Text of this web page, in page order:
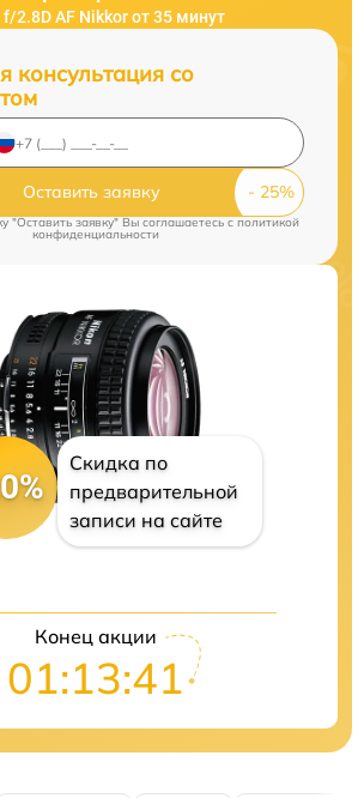
2.8D AF Nikkor от 35 минут
консультация со
Оставить заявку
"Оставить заявку" Вы соглашаетесь cполитикой
конфиденциальности
Скидка по
предварительной
записи на сайте
Конец акции
01:13:40